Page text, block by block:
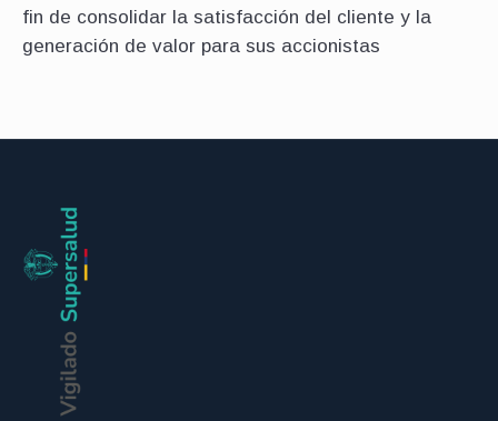
fin de consolidar la satisfacción del cliente y la
generación de valor para sus accionistas